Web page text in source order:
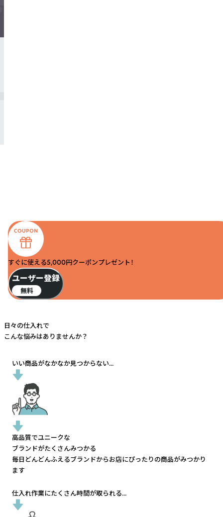
すぐに使える5,000円クーポンプレゼント！
ユーザー登録
無料
日々の仕入れで
こんな悩みはありませんか？
いい商品がなかなか見つからない...
高品質でユニークな
ブランドがたくさんみつかる
毎日どんどんふえるブランドからお店にぴったりの商品がみつかり
ます
仕入れ作業にたくさん時間が取られる...